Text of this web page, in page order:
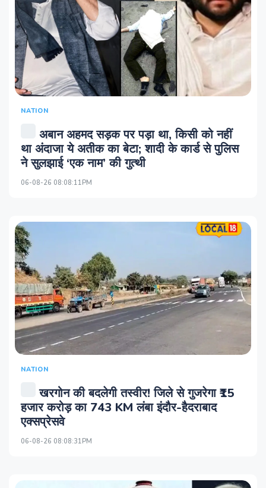
NATION
अबान अहमद सड़क पर पड़ा था, किसी को नहीं
था अंदाजा ये अतीक का बेटा; शादी के कार्ड से पुलिस
ने सुलझाई ‘एक नाम’ की गुत्थी
06-08-26 08:08:11PM
NATION
खरगोन की बदलेगी तस्वीर! जिले से गुजरेगा ₹15
हजार करोड़ का 743 KM लंबा इंदौर-हैदराबाद
एक्सप्रेसवे
06-08-26 08:08:31PM